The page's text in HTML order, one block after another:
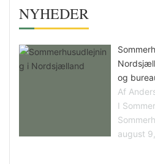
NYHEDER
og
Af
I
august